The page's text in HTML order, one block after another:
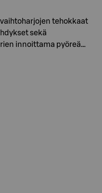
tehokkaat
sekä
innoittama pyöreä…